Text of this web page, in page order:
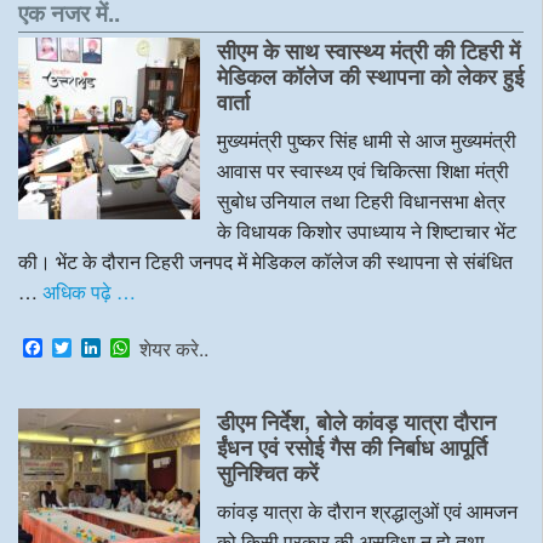
एक नजर में..
सीएम के साथ स्वास्थ्य मंत्री की टिहरी में
मेडिकल कॉलेज की स्थापना को लेकर हुई
वार्ता
मुख्यमंत्री पुष्कर सिंह धामी से आज मुख्यमंत्री
आवास पर स्वास्थ्य एवं चिकित्सा शिक्षा मंत्री
सुबोध उनियाल तथा टिहरी विधानसभा क्षेत्र
के विधायक किशोर उपाध्याय ने शिष्टाचार भेंट
की। भेंट के दौरान टिहरी जनपद में मेडिकल कॉलेज की स्थापना से संबंधित
… अधिक पढ़े …
F
a
e
b
o
o
k
T
w
t
t
e
r
L
k
e
d
I
n
W
t
s
A
p
p
शेयर करे..
डीएम निर्देश, बोले कांवड़ यात्रा दौरान
ईंधन एवं रसोई गैस की निर्बाध आपूर्ति
सुनिश्चित करें
कांवड़ यात्रा के दौरान श्रद्धालुओं एवं आमजन